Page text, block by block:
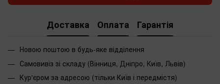
Доставка Оплата Гарантія
Новою поштою в будь-яке відділення
Самовивіз зі складу (Вінниця, Дніпро, Київ, Львів)
Кур'єром за адресою (тільки Київ і передмістя)